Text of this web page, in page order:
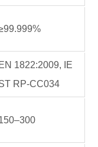
EN 1822:2009, IE
RP-CC034